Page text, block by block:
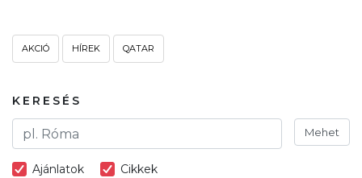
AKCIÓ HÍREK QATAR
KERESÉS
Mehet
Ajánlatok Cikkek